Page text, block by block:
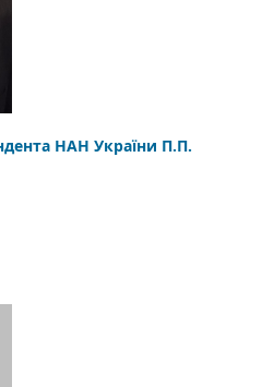
НАН України П.П.